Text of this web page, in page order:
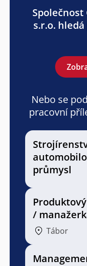
s.r.o.
Nebo se
pracovní
průmysl
/
Tábor